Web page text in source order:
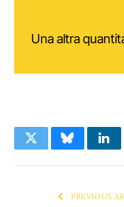
Una altra
TwitterBluesky
PREVIOUS